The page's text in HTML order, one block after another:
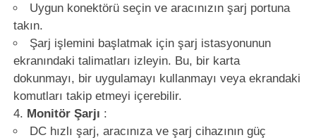
Uygun konektörü seçin ve aracınızın şarj portuna
takın.
Şarj işlemini başlatmak için şarj istasyonunun
ekranındaki talimatları izleyin. Bu, bir karta
dokunmayı, bir uygulamayı kullanmayı veya ekrandaki
komutları takip etmeyi içerebilir.
Monitör Şarjı :
DC hızlı şarj, aracınıza ve şarj cihazının güç